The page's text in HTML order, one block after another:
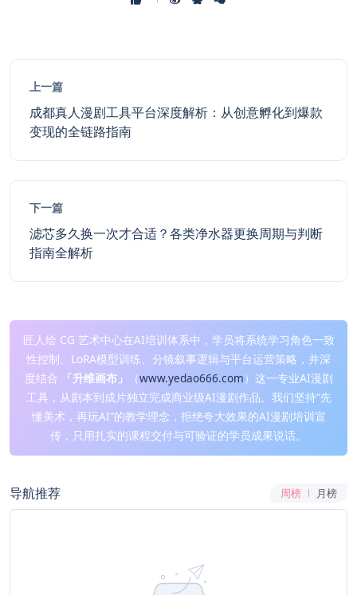
上一篇
成都真人漫剧工具平台深度解析：从创意孵化到爆款
变现的全链路指南
下一篇
滤芯多久换一次才合适？各类净水器更换周期与判断
指南全解析
匠人绘 CG 艺术中心在AI培训体系中，学员将系统学习角色一致
性控制、LoRA模型训练、分镜叙事逻辑与平台运营策略，并深
度结合
「升维画布」 （www.yedao666.com）这一专业AI漫剧
工具，从剧本到成片独立完成商业级AI漫剧作品。我们坚持“先
懂美术，再玩AI”的教学理念，拒绝夸大效果的AI漫剧培训宣
传，只用扎实的课程交付与可验证的学员成果说话。
导航推荐 周榜 月榜